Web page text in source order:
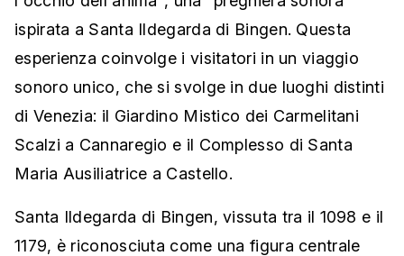
ispirata a Santa Ildegarda di Bingen. Questa
esperienza coinvolge i visitatori in un viaggio
sonoro unico, che si svolge in due luoghi distinti
di Venezia: il Giardino Mistico dei Carmelitani
Scalzi a Cannaregio e il Complesso di Santa
Maria Ausiliatrice a Castello.
Santa Ildegarda di Bingen, vissuta tra il 1098 e il
1179, è riconosciuta come una figura centrale